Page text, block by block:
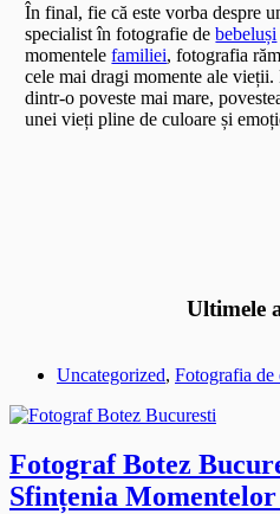
În final, fie că este vorba despre
specialist în fotografie debebeluși
momentelefamiliei, fotografia
cele mai dragi momente ale
dintr-o poveste mai mare,
unei vieți pline de culoare și
Ultimele
Uncategorized, Fotografia de
Fotograf Botez
Sfințenia